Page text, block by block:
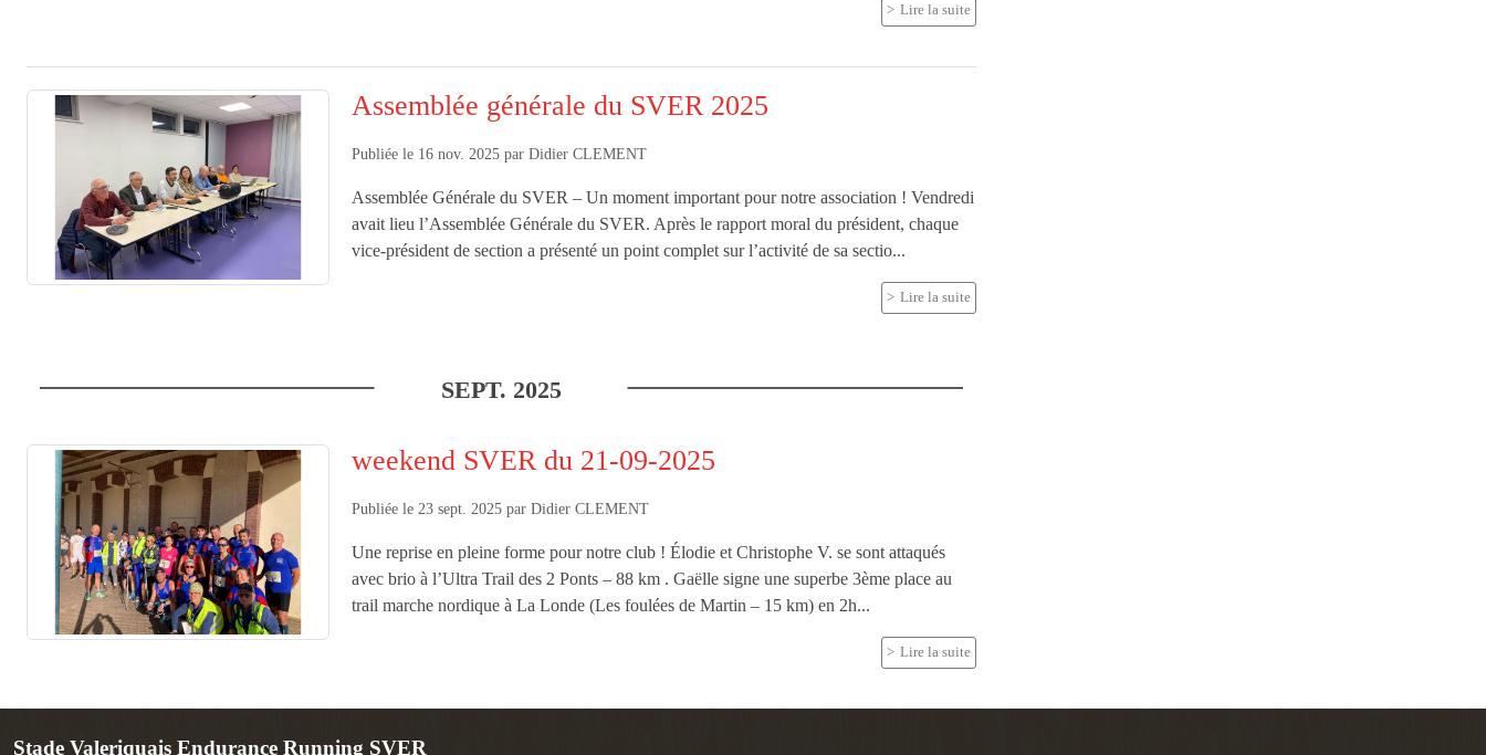
Lire la suite
Assemblée générale du SVER 2025
Publiée le 16 nov. 2025 parDidier CLEMENT
Assemblée Générale du SVER – Un moment important pour notre association ! Vendredi
avait lieu l’Assemblée Générale du SVER. Après le rapport moral du président, chaque
vice-président de section a présenté un point complet sur l’activité de sa sectio...
Lire la suite
SEPT. 2025
weekend SVER du 21-09-2025
Publiée le 23 sept. 2025 parDidier CLEMENT
Une reprise en pleine forme pour notre club ! Élodie et Christophe V. se sont attaqués
avec brio à l’Ultra Trail des 2 Ponts – 88 km . Gaëlle signe une superbe 3ème place au
trail marche nordique à La Londe (Les foulées de Martin – 15 km) en 2h...
Lire la suite
Stade Valeriquais Endurance Running SVER